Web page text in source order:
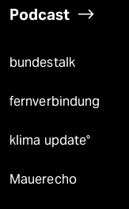
Podcast
bundestalk
fernverbindung
klima update°
Mauerecho